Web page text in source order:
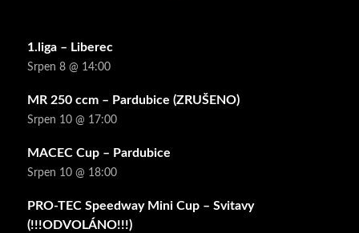
1.liga – Liberec
Srpen 8 @ 14:00
MR 250 ccm – Pardubice (ZRUŠENO)
Srpen 10 @ 17:00
MACEC Cup – Pardubice
Srpen 10 @ 18:00
PRO-TEC Speedway Mini Cup – Svitavy
(!!!ODVOLÁNO!!!)